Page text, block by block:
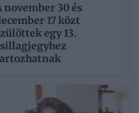
november 30 és
17 közt
egy 13.